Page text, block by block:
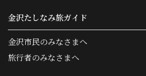
金沢たしなみ旅ガイド
金沢市民のみなさまへ
旅行者のみなさまへ